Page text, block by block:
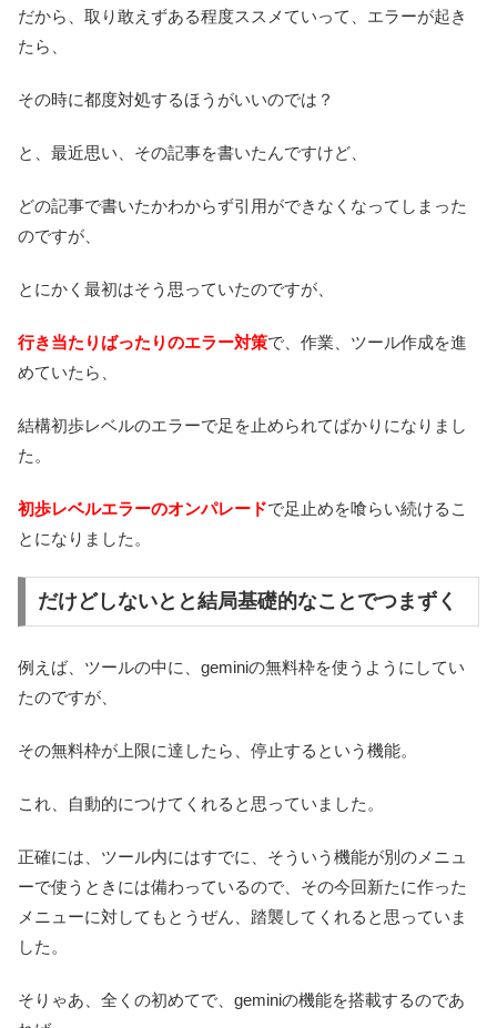
だから、取り敢えずある程度ススメていって、エラーが起き
たら、
その時に都度対処するほうがいいのでは？
と、最近思い、その記事を書いたんですけど、
どの記事で書いたかわからず引用ができなくなってしまった
のですが、
とにかく最初はそう思っていたのですが、
行き当たりばったりのエラー対策で、作業、ツール作成を進
めていたら、
結構初歩レベルのエラーで足を止められてばかりになりまし
た。
初歩レベルエラーのオンパレードで足止めを喰らい続けるこ
とになりました。
だけどしないとと結局基礎的なことでつまずく
例えば、ツールの中に、geminiの無料枠を使うようにしてい
たのですが、
その無料枠が上限に達したら、停止するという機能。
これ、自動的につけてくれると思っていました。
正確には、ツール内にはすでに、そういう機能が別のメニュ
ーで使うときには備わっているので、その今回新たに作った
メニューに対してもとうぜん、踏襲してくれると思っていま
した。
そりゃあ、全くの初めてで、geminiの機能を搭載するのであ